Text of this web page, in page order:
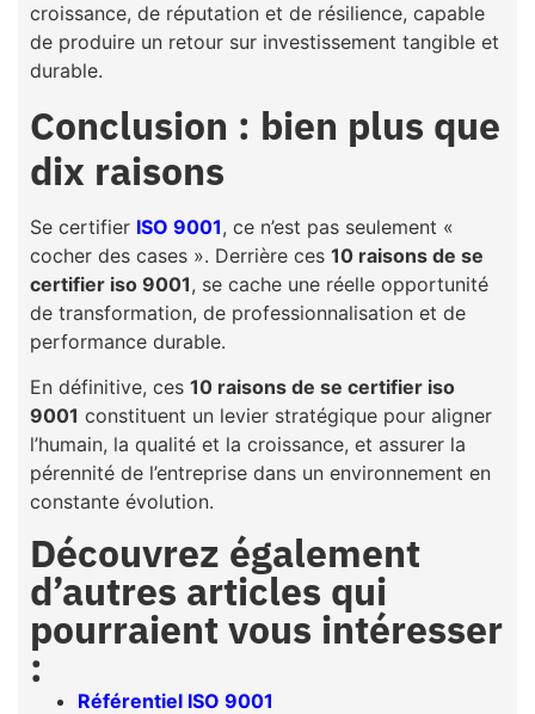
croissance, de réputation et de résilience, capable
de produire un retour sur investissement tangible et
durable.
Conclusion : bien plus que
dix raisons
Se certifier ISO 9001, ce n’est pas seulement «
cocher des cases ». Derrière ces 10 raisons de se
certifier iso 9001, se cache une réelle opportunité
de transformation, de professionnalisation et de
performance durable.
En définitive, ces 10 raisons de se certifier iso
9001 constituent un levier stratégique pour aligner
l’humain, la qualité et la croissance, et assurer la
pérennité de l’entreprise dans un environnement en
constante évolution.
Découvrez également
d’autres articles qui
pourraient vous intéresser
:
Référentiel ISO 9001